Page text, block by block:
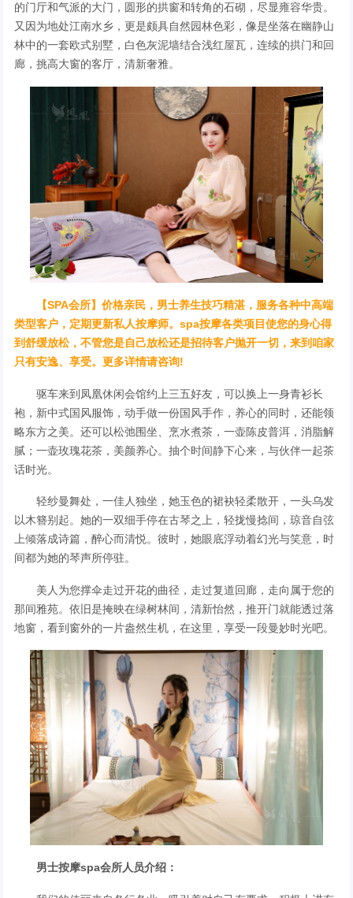
的门厅和气派的大门，圆形的拱窗和转角的石砌，尽显雍容华贵。
又因为地处江南水乡，更是颇具自然园林色彩，像是坐落在幽静山
林中的一套欧式别墅，白色灰泥墙结合浅红屋瓦，连续的拱门和回
廊，挑高大窗的客厅，清新奢雅。
【SPA会所】价格亲民，男士养生技巧精湛，服务各种中高端
类型客户，定期更新私人按摩师。spa按摩各类项目使您的身心得
到舒缓放松，不管您是自己放松还是招待客户抛开一切，来到咱家
只有安逸、享受。更多详情请咨询!
驱车来到凤凰休闲会馆约上三五好友，可以换上一身青衫长
袍，新中式国风服饰，动手做一份国风手作，养心的同时，还能领
略东方之美。还可以松弛围坐、烹水煮茶，一壶陈皮普洱，消脂解
腻；一壶玫瑰花茶，美颜养心。抽个时间静下心来，与伙伴一起茶
话时光。
轻纱曼舞处，一佳人独坐，她玉色的裙袂轻柔散开，一头乌发
以木簪别起。她的一双细手停在古琴之上，轻拢慢捻间，琼音自弦
上倾落成诗篇，醉心而清悦。彼时，她眼底浮动着幻光与笑意，时
间都为她的琴声所停驻。
美人为您撑伞走过开花的曲径，走过复道回廊，走向属于您的
那间雅苑。依旧是掩映在绿树林间，清新怡然，推开门就能透过落
地窗，看到窗外的一片盎然生机，在这里，享受一段曼妙时光吧。
男士按摩spa会所人员介绍：